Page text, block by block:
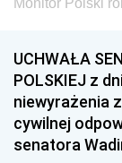
Monitor Polski
UCHWAŁA
POLSKIEJ z
niewyrażenia
cywilnej
senatora